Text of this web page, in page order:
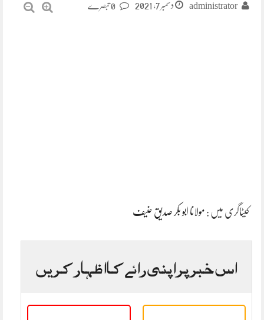
administrator دسمبر 7, 2021
کیٹاگری میں : مولانا ابو بکر صدیق حنیف
اس خبر پر اپنی رائے کا اظہار کریں